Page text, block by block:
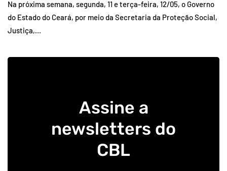
Na próxima semana, segunda, 11 e terça-feira, 12/05, o Governo
do Estado do Ceará, por meio da Secretaria da Proteção Social,
Justiça,…
Assine a
newsletters do
CBL